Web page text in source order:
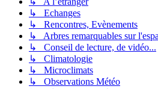
↳ Echanges
↳ Rencontres, Evènements
↳ Arbres remarquables sur
↳ Conseil de lecture, de vidéo...
↳ Climatologie
↳ Microclimats
↳ Observations Météo